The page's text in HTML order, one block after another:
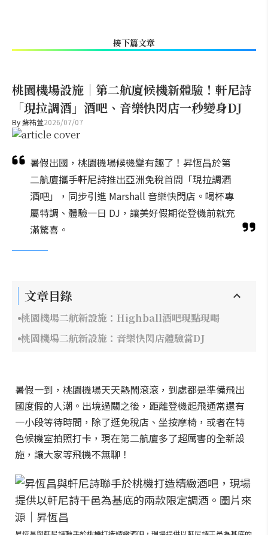
接下篇文章
桃園機場設施｜第二航廈候機新體驗！軒尼詩
「現拉調酒」酒吧、音樂快閃店一秒變身DJ
By蘇祐萱2026/07/07
暑假出國，桃園機場候機變有趣了！昇恆昌於第
二航廈攜手軒尼詩推出亞洲免稅首間「現拉調酒
酒吧」，同步引進 Marshall 音樂快閃店。喝杯專
屬特調、體驗一日 DJ，讓美好假期從登機前就充
滿驚喜。
文章目錄
桃園機場二航新設施：Highball酒吧現點現喝
桃園機場二航新設施：音樂快閃店體驗當DJ
暑假一到，桃園機場天天熱鬧滾滾，到處都是準備飛出
國度假的人潮。出境過關之後，距離登機起飛通常還有
一小段等待時間，除了逛免稅店、坐按摩椅，或者在特
色候機室拍照打卡，現在第二航廈多了超厲害的全新設
施，讓大家等飛機不無聊！